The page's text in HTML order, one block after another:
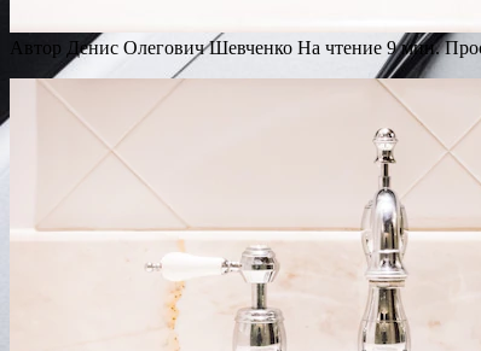
Автор Денис Олегович Шевченко На чтение 9 мин.